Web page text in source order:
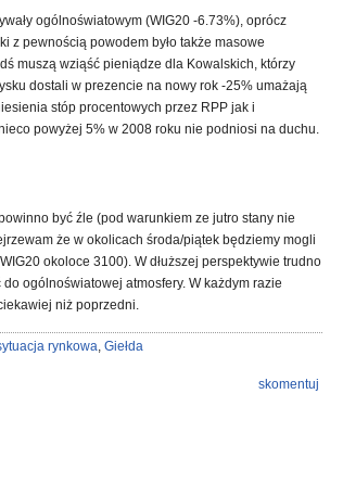
ogólnoświatowym (WIG20 -6.73%), oprócz
z pewnością powodem było także masowe
muszą wziąść pieniądze dla Kowalskich, którzy
dostali w prezencie na nowy rok -25% umażają
stóp procentowych przez RPP jak i
powyżej 5% w 2008 roku nie podniosi na duchu.
być źle (pod warunkiem ze jutro stany nie
że w okolicach środa/piątek będziemy mogli
okoloce 3100). W dłuższej perspektywie trudno
ogólnoświatowej atmosfery. W każdym razie
niż poprzedni.
rynkowa, Giełda
skomentuj